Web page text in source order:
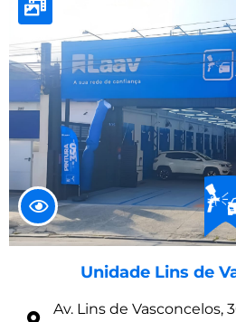
Unidade Lins de
Av. Lins de Vasconcelos,